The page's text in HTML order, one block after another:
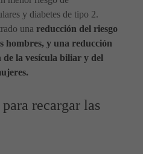
y diabetes de tipo 2.
una reducción del riesgo
hombres, y una reducción
de la vesícula biliar y del
recargar las